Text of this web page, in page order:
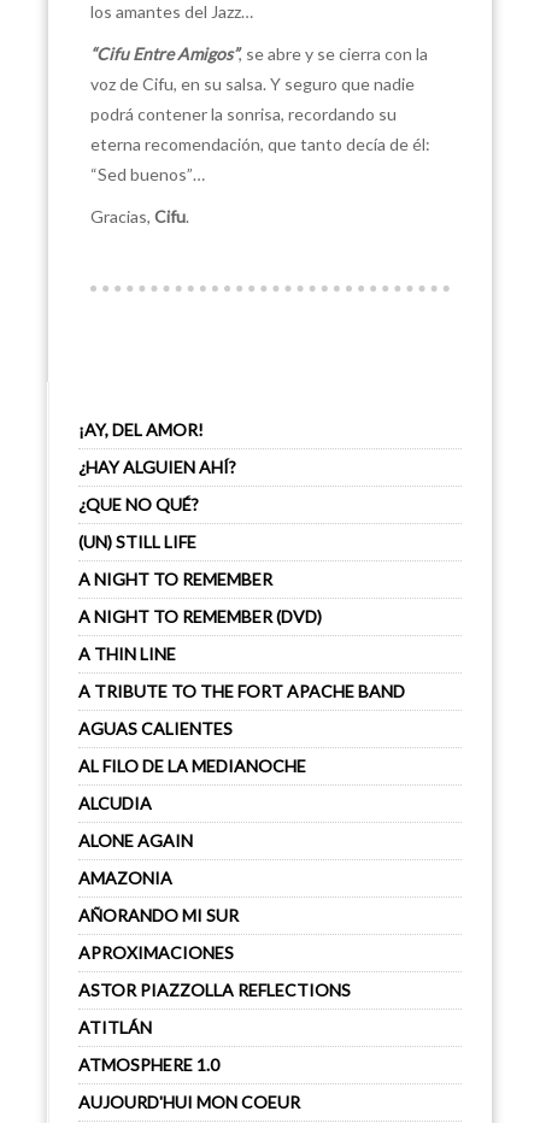
los amantes del Jazz…
“Cifu Entre Amigos”, se abre y se cierra con la
voz de Cifu, en su salsa. Y seguro que nadie
podrá contener la sonrisa, recordando su
eterna recomendación, que tanto decía de él:
“Sed buenos”…
Gracias, Cifu.
¡AY, DEL AMOR!
¿HAY ALGUIEN AHÍ?
¿QUE NO QUÉ?
(UN) STILL LIFE
A NIGHT TO REMEMBER
A NIGHT TO REMEMBER (DVD)
A THIN LINE
A TRIBUTE TO THE FORT APACHE BAND
AGUAS CALIENTES
AL FILO DE LA MEDIANOCHE
ALCUDIA
ALONE AGAIN
AMAZONIA
AÑORANDO MI SUR
APROXIMACIONES
ASTOR PIAZZOLLA REFLECTIONS
ATITLÁN
ATMOSPHERE 1.0
AUJOURD'HUI MON COEUR